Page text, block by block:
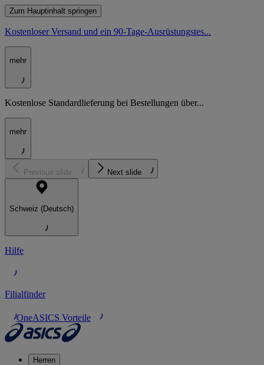
Zum Hauptinhalt springen
Kostenloser Versand und ein 90-Tage-Ausrüstungstes...
mehr
Kostenlose Standardlieferung bei Bestellungen über...
mehr
Previous slide Next slide
Schweiz (Deutsch)
Hilfe
Filialfinder
OneASICS Vorteile
Herren